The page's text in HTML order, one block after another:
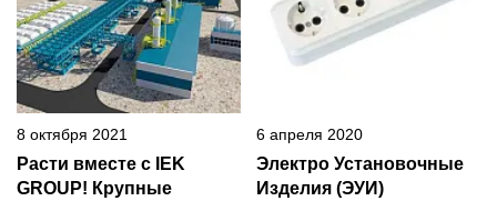
8 октября 2021
Расти вместе с IEK
GROUP! Крупные
6 апреля 2020
Электро Установочные
Изделия (ЭУИ)